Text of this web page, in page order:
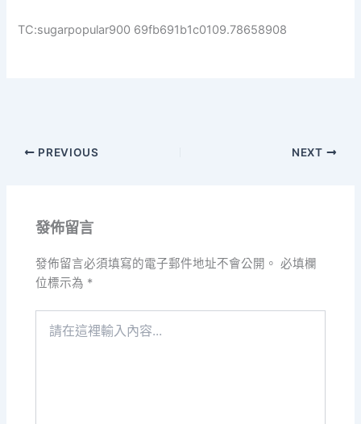
TC:sugarpopular900 69fb691b1c0109.78658908
PREVIOUS NEXT
發佈留言
發佈留言必須填寫的電子郵件地址不會公開。 必填欄
位標示為 *